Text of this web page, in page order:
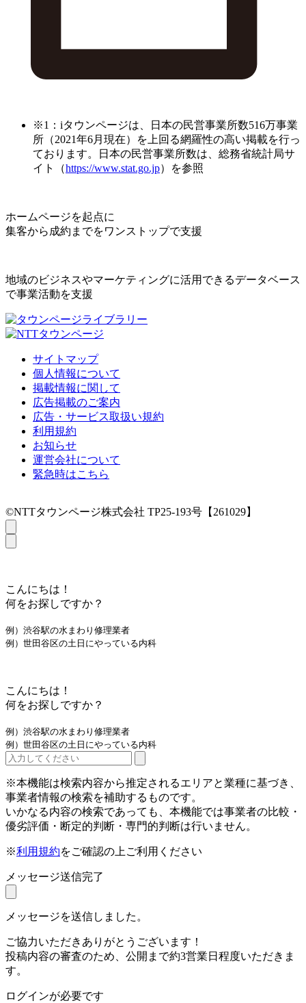
※1：iタウンページは、日本の民営事業所数516万事業
所（2021年6月現在）を上回る網羅性の高い掲載を行っ
ております。日本の民営事業所数は、総務省統計局サ
イト（https://www.stat.go.jp）を参照
ホームページを起点に
集客から成約までをワンストップで支援
地域のビジネスやマーケティングに活用できるデータベース
で事業活動を支援
サイトマップ
個人情報について
掲載情報に関して
広告掲載のご案内
広告・サービス取扱い規約
利用規約
お知らせ
運営会社について
緊急時はこちら
©NTTタウンページ株式会社 TP25-193号【261029】
こんにちは！
何をお探しですか？
例）渋谷駅の水まわり修理業者
例）世田谷区の土日にやっている内科
こんにちは！
何をお探しですか？
例）渋谷駅の水まわり修理業者
例）世田谷区の土日にやっている内科
※本機能は検索内容から推定されるエリアと業種に基づき、
事業者情報の検索を補助するものです。
いかなる内容の検索であっても、本機能では事業者の比較・
優劣評価・断定的判断・専門的判断は行いません。
※利用規約をご確認の上ご利用ください
メッセージ送信完了
メッセージを送信しました。
ご協力いただきありがとうございます！
投稿内容の審査のため、公開まで約3営業日程度いただきま
す。
ログインが必要です